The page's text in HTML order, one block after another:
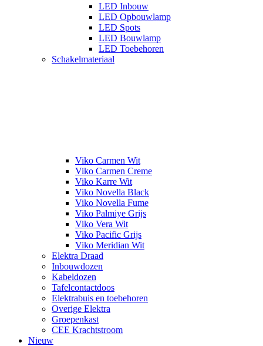
LED Inbouw
LED Opbouwlamp
LED Spots
LED Bouwlamp
LED Toebehoren
Schakelmateriaal
Viko Carmen Wit
Viko Carmen Creme
Viko Karre Wit
Viko Novella Black
Viko Novella Fume
Viko Palmiye Grijs
Viko Vera Wit
Viko Pacific Grijs
Viko Meridian Wit
Elektra Draad
Inbouwdozen
Kabeldozen
Tafelcontactdoos
Elektrabuis en toebehoren
Overige Elektra
Groepenkast
CEE Krachtstroom
Nieuw